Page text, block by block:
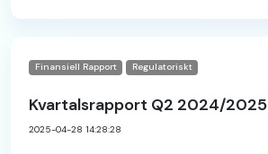
Finansiell Rapport Regulatoriskt
Kvartalsrapport Q2 2024/2025
2025-04-28 14:28:28